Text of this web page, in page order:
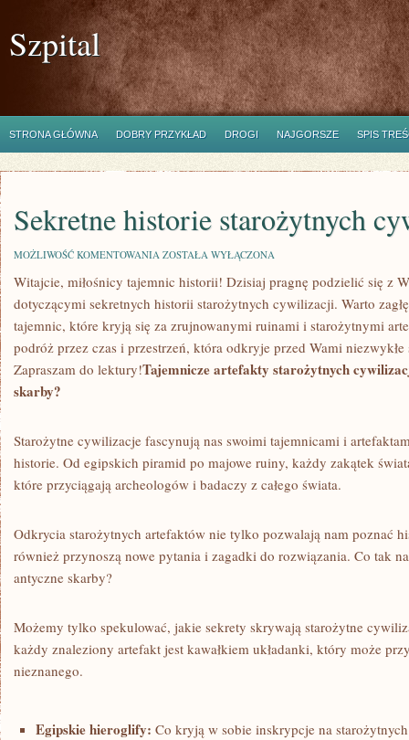
Szpital
STRONA GŁÓWNA DOBRY PRZYKŁAD DROGI NAJGORSZE SPIS
Sekretne historie starożytnych
MOŻLIWOŚĆ KOMENTOWANIA SEKRETNE
STAROŻYTNYCH
ZOSTAŁA WYŁĄCZONA
Witajcie, miłośnicy ⁢tajemnic ⁢historii!⁢ Dzisiaj pragnę‌ podzielić się‍ z
dotyczącymi sekretnych historii starożytnych cywilizacji.‍ Warto
tajemnic, które kryją się ⁤za⁢ zrujnowanymi ruinami i starożytnymi
podróż‍ przez czas i przestrzeń, która odkryje przed Wami
⁣Zapraszam do lektury!Tajemnicze artefakty ​starożytnych
skarby?
Starożytne cywilizacje fascynują nas swoimi tajemnicami i
historie. Od egipskich piramid po majowe‍ ruiny, ⁢każdy zakątek
które przyciągają archeologów ⁢i badaczy z całego⁣ świata.
Odkrycia ⁢starożytnych artefaktów nie tylko pozwalają nam poznać
również przynoszą nowe pytania‍ i zagadki do rozwiązania. Co tak
⁤antyczne skarby?
Możemy tylko spekulować, jakie sekrety ⁢skrywają starożytne
każdy znaleziony artefakt jest kawałkiem ​układanki, który może
nieznanego.
Egipskie hieroglify: Co kryją w sobie inskrypcje na